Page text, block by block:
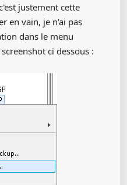
justement cette
en vain, je n'ai pas
dans le menu
ci dessous :